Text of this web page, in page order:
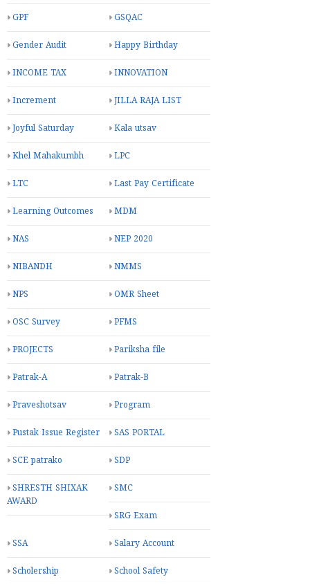
GPF GSQAC
Gender Audit Happy Birthday
INCOME TAX INNOVATION
Increment JILLA RAJA LIST
Joyful Saturday Kala utsav
Khel Mahakumbh LPC
LTC Last Pay Certificate
Learning Outcomes MDM
NAS NEP 2020
NIBANDH NMMS
NPS OMR Sheet
OSC Survey PFMS
PROJECTS Pariksha file
Patrak-A Patrak-B
Praveshotsav Program
Pustak Issue Register SAS PORTAL
SCE patrako SDP
SHRESTH SHIXAK
AWARD
SMC
SRG Exam
SSA Salary Account
Scholership School Safety